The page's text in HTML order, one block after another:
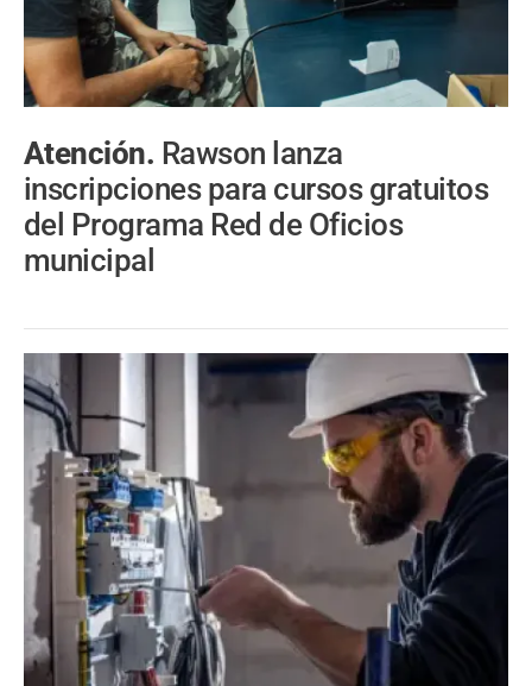
Atención. Rawson lanza
inscripciones para cursos gratuitos
del Programa Red de Oficios
municipal